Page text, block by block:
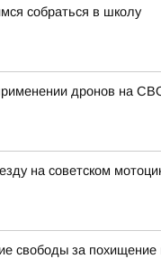
собраться в школу
дронов на
на советском
свободы за похищение